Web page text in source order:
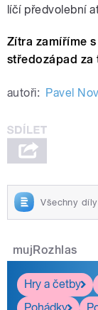
líčí předvolební
Zítra zamíříme
středozápad za
autoři: Pavel
Všechny
mujRozhlas
Hry a četby